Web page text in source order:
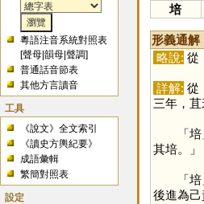
粵語注音系統對照表
[聲母 |韻母 |聲調]
普通話音節表
其他方言讀音
工具
《說文》全文索引
《讀史方輿紀要》
成語彙輯
繁簡對照表
設定
培
形義通解
略說: 從
詳解: 從
三年，
「培
其培。」
「培
後進為己